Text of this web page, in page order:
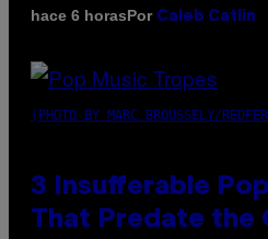
hace 6 horasPor Caleb Catlin
(PHOTO BY MARC BROUSSELY/
3 Insufferable
That Predate the